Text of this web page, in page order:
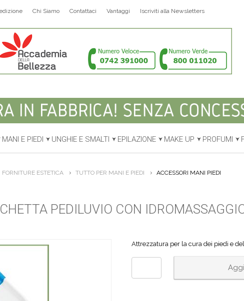
Chi Siamo Contattaci Vantaggi Iscriviti alla Newsletters
MANI E PIEDI UNGHIE E SMALTI EPILAZIONE MAKE UP PROFUMI
FORNITURE ESTETICA TUTTO PER MANI E PIEDI ACCESSORI MANI PIEDI
PEDILUVIO CON
Attrezzatura per la cura dei piedi e